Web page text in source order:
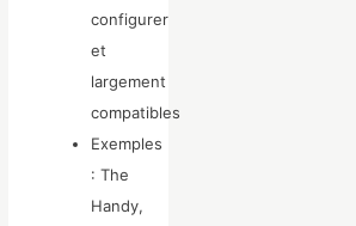
configurer
et
largement
compatibles
Exemples
: The
Handy,